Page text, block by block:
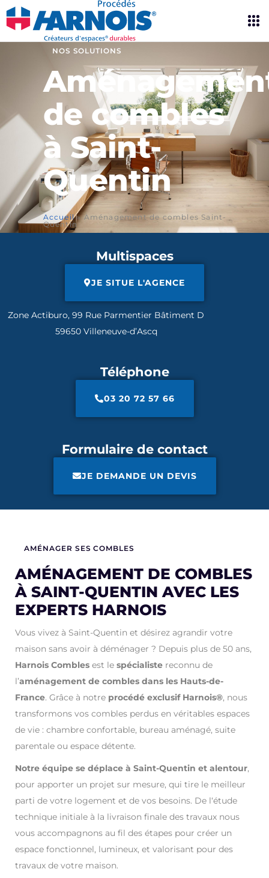
NOS SOLUTIONS
de combles
à Saint-
Quentin
Accueil»Aménagement de combles Saint-
Quentin
Multispaces
JE SITUE L'AGENCE
Zone Actiburo, 99 Rue Parmentier Bâtiment D
59650 Villeneuve-d’Ascq
Téléphone
03 20 72 57 66
Formulaire de contact
JE DEMANDE UN DEVIS
AMÉNAGER SES COMBLES
AMÉNAGEMENT DE COMBLES
À SAINT-QUENTIN AVEC LES
EXPERTS HARNOIS
Vous vivez à Saint-Quentin et désirez agrandir votre
maison sans avoir à déménager ? Depuis plus de 50 ans,
Harnois Combles est le spécialiste reconnu de
l’aménagement de combles dans les Hauts-de-
France. Grâce à notre procédé exclusif Harnois®, nous
transformons vos combles perdus en véritables espaces
de vie : chambre confortable, bureau aménagé, suite
parentale ou espace détente.
Notre équipe se déplace à Saint-Quentin et alentour,
pour apporter un projet sur mesure, qui tire le meilleur
parti de votre logement et de vos besoins. De l‘étude
technique initiale à la livraison finale des travaux nous
vous accompagnons au fil des étapes pour créer un
espace fonctionnel, lumineux, et valorisant pour des
travaux de votre maison.